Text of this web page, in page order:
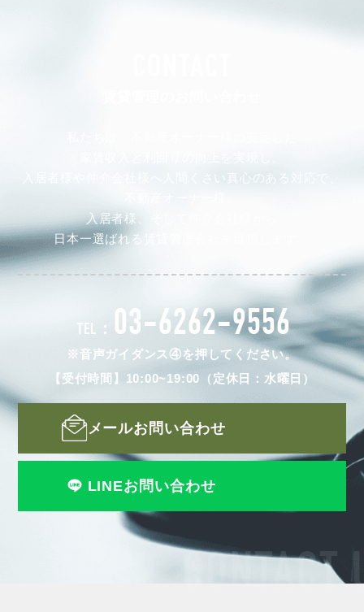
CONTACT
入居者様や仲介会社様へ人間くさい真心のある対応で、
入居者様、そして仲介会社様から
日本一選ばれる賃貸管理会社を目指します。
TEL： 03-6262-9556
※音声ガイダンス④を押してください。
【受付時間】10:00~19:00（定休日：水曜日）
メールお問い合わせ
LINEお問い合わせ